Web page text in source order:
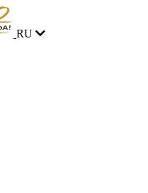
RU